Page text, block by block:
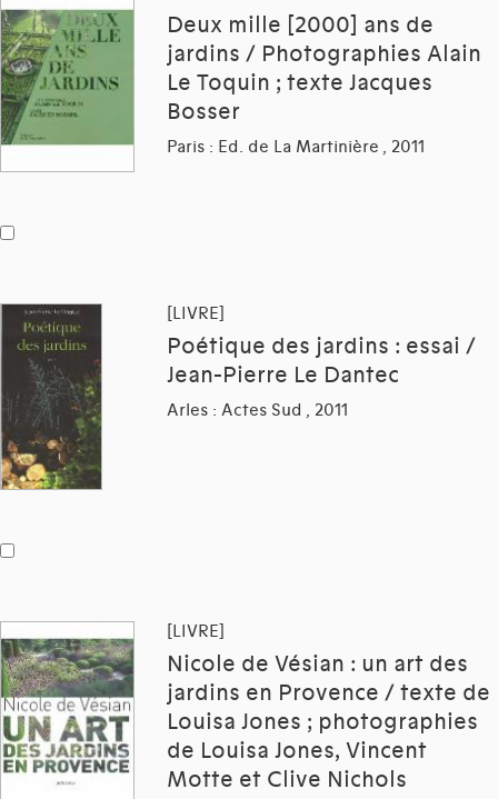
Deux mille [2000] ans de
jardins / Photographies Alain
Le Toquin ; texte Jacques
Bosser
Paris : Ed. de La Martinière , 2011
[LIVRE]
Poétique des jardins : essai /
Jean-Pierre Le Dantec
Arles : Actes Sud , 2011
[LIVRE]
Nicole de Vésian : un art des
jardins en Provence / texte de
Louisa Jones ; photographies
de Louisa Jones, Vincent
Motte et Clive Nichols